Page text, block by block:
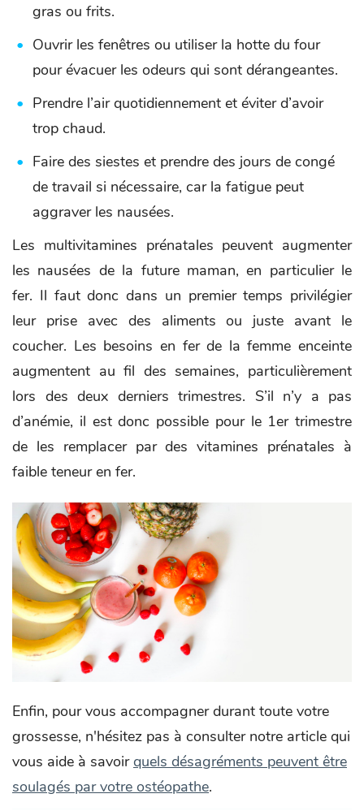
gras ou frits.
Ouvrir les fenêtres ou utiliser la hotte du four
pour évacuer les odeurs qui sont dérangeantes.
Prendre l’air quotidiennement et éviter d’avoir
trop chaud.
Faire des siestes et prendre des jours de congé
de travail si nécessaire, car la fatigue peut
aggraver les nausées.
Les multivitamines prénatales peuvent augmenter
les nausées de la future maman, en particulier le
fer. Il faut donc dans un premier temps privilégier
leur prise avec des aliments ou juste avant le
coucher. Les besoins en fer de la femme enceinte
augmentent au fil des semaines, particulièrement
lors des deux derniers trimestres. S’il n’y a pas
d’anémie, il est donc possible pour le 1er trimestre
de les remplacer par des vitamines prénatales à
faible teneur en fer.
Enfin, pour vous accompagner durant toute votre
grossesse, n'hésitez pas à consulter notre article qui
vous aide à savoirquels désagréments peuvent être
soulagés par votre ostéopathe.